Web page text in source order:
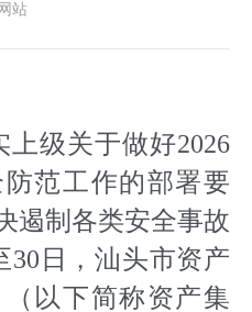
站
级关于做好2026
范工作的部署要
遏制各类安全事故
30日，汕头市资产
以下简称资产集